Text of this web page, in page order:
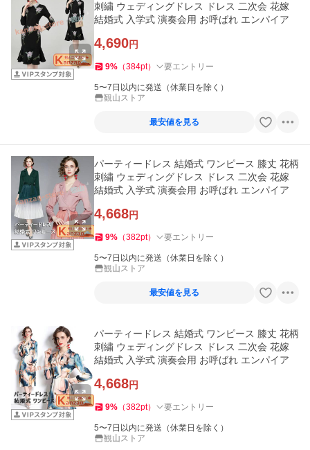
刺繍 ウェディングドレス ドレス 二次会 花嫁
結婚式 入学式 演奏会用 お呼ばれ エンパイア
4,690円
9% （384pt） 要エントリー
5〜7日以内に発送（休業日を除く）
観山ストア
最安値を見る
パーティードレス 結婚式 ワンピース 膝丈 花柄
刺繍 ウェディングドレス ドレス 二次会 花嫁
結婚式 入学式 演奏会用 お呼ばれ エンパイア
4,668円
9% （382pt） 要エントリー
5〜7日以内に発送（休業日を除く）
観山ストア
最安値を見る
パーティードレス 結婚式 ワンピース 膝丈 花柄
刺繍 ウェディングドレス ドレス 二次会 花嫁
結婚式 入学式 演奏会用 お呼ばれ エンパイア
4,668円
9% （382pt） 要エントリー
5〜7日以内に発送（休業日を除く）
観山ストア